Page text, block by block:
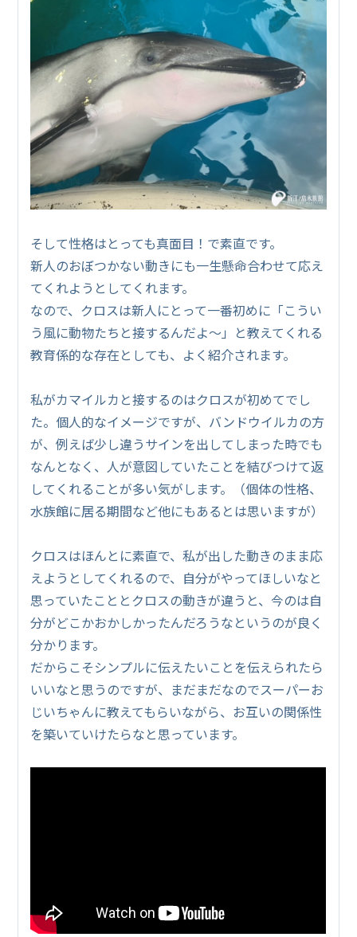
そして性格はとっても真面目！で素直です。
新人のおぼつかない動きにも一生懸命合わせて応え
てくれようとしてくれます。
なので、クロスは新人にとって一番初めに「こうい
う風に動物たちと接するんだよ～」と教えてくれる
教育係的な存在としても、よく紹介されます。
私がカマイルカと接するのはクロスが初めてでし
た。個人的なイメージですが、バンドウイルカの方
が、例えば少し違うサインを出してしまった時でも
なんとなく、人が意図していたことを結びつけて返
してくれることが多い気がします。（個体の性格、
水族館に居る期間など他にもあるとは思いますが）
クロスはほんとに素直で、私が出した動きのまま応
えようとしてくれるので、自分がやってほしいなと
思っていたこととクロスの動きが違うと、今のは自
分がどこかおかしかったんだろうなというのが良く
分かります。
だからこそシンプルに伝えたいことを伝えられたら
いいなと思うのですが、まだまだなのでスーパーお
じいちゃんに教えてもらいながら、お互いの関係性
を築いていけたらなと思っています。